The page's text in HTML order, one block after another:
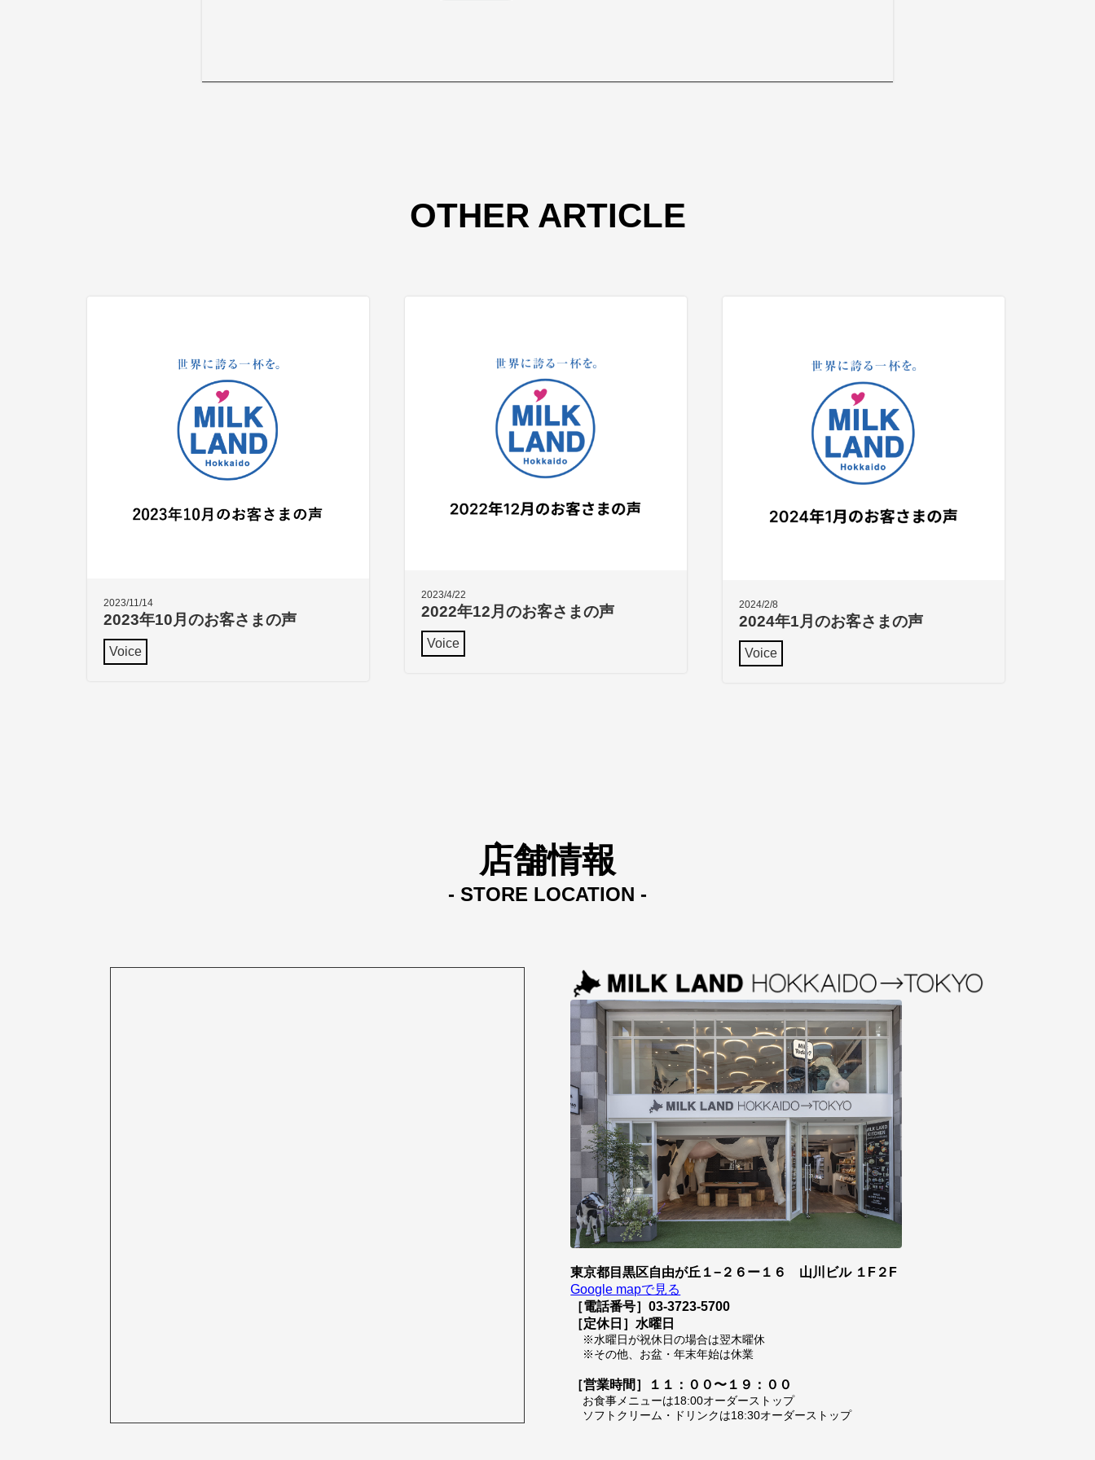
OTHER ARTICLE
2023/11/14
2023年10月のお客さまの声
Voice
2023/4/22
2022年12月のお客さまの声
Voice
2024/2/8
2024年1月のお客さまの声
Voice
店舗情報
- STORE LOCATION -
東京都目黒区自由が丘１−２６ー１６ 山川ビル １F２F
Google mapで見る
［電話番号］03-3723-5700
［定休日］水曜日
※水曜日が祝休日の場合は翌木曜休
※その他、お盆・年末年始は休業
［営業時間］１１：００〜１９：００
お食事メニューは18:00オーダーストップ
ソフトクリーム・ドリンクは18:30オーダーストップ